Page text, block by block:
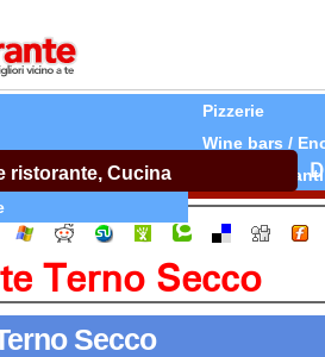
Pizzerie
Wine bars /
Tutti Ristoranti
Terno Secco
Secco